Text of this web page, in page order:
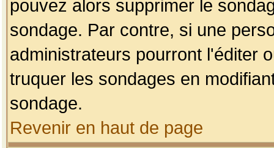
pouvez alors supprimer le
sondage. Par contre, si une
administrateurs pourront l'éditer
truquer les sondages en
sondage.
Revenir en haut de page